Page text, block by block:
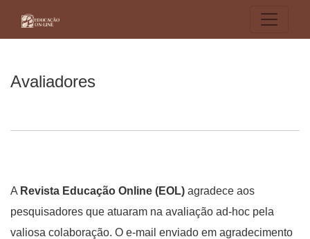
Avaliadores
A Revista Educação Online (EOL) agradece aos
pesquisadores que atuaram na avaliação ad-hoc pela
valiosa colaboração. O e-mail enviado em agradecimento